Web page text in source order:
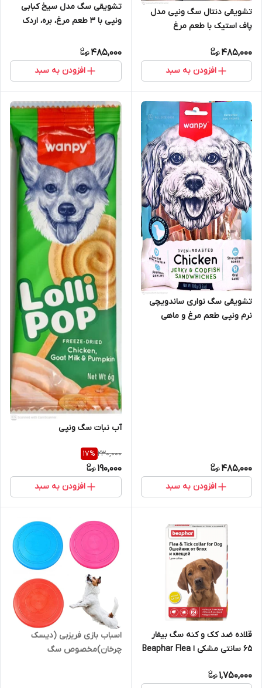
تشویقی دنتال سگ ونپی مدل
پاف استیک با طعم مرغ
485,000
افزودن به سبد
تشویقی سگ مدل سیخ کبابی
ونپی با 3 طعم مرغ، بره، اردک
485,000
افزودن به سبد
تشویقی سگ نواری ساندویچی
نرم ونپی طعم مرغ و ماهی
485,000
افزودن به سبد
آب نبات سگ ونپی
230,000
17%
190,000
افزودن به سبد
قلاده ضد کک و کنه سگ بیفار
65 سانتی مشکی ا Beaphar Flea
1,750,000
اسباب بازی فریزبی (دیسک
چرخان)مخصوص سگ